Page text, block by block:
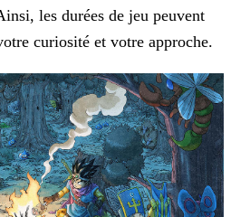
les durées de jeu peuvent
curiosité et votre approche.